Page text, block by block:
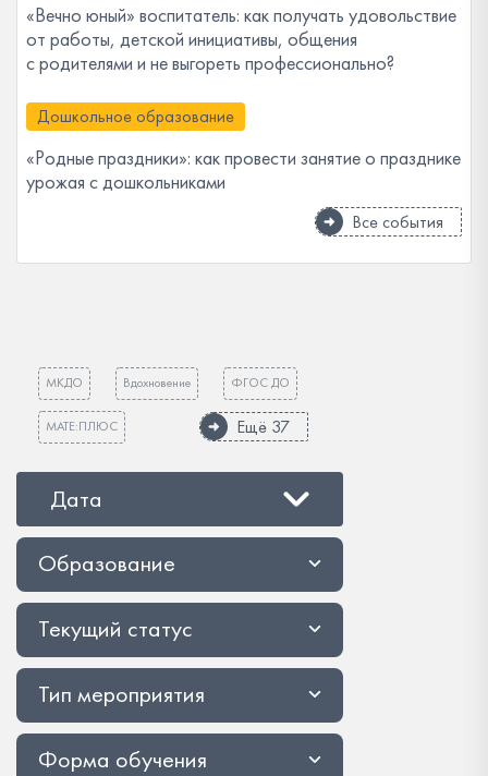
«Вечно юный» воспитатель: как получать удовольствие
от работы, детской инициативы, общения
с родителями и не выгореть профессионально?
Дошкольное образование
«Родные праздники»: как провести занятие о празднике
урожая с дошкольниками
Все события
МКДО Вдохновение ФГОС ДО
МАТЕ:ПЛЮС Ещё 37
Дата
Образование
Текущий статус
Тип мероприятия
Форма обучения